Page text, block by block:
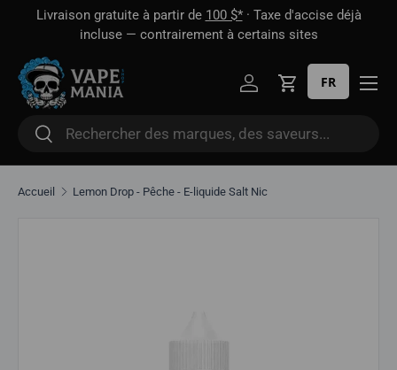
Aller directement au contenu
Livraison gratuite à partir de 100 $*· Taxe d'accise déjà
incluse — contrairement à certains sites
Rechercher
Rechercher
Se connecter
Panier
FR
Accueil Lemon Drop - Pêche - E-liquide Salt Nic